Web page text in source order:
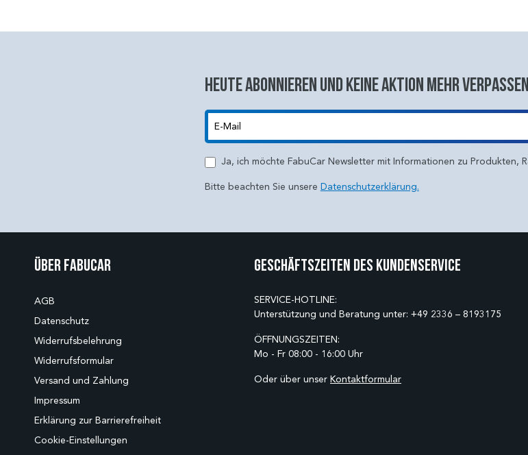
Heute abonnieren und keine aktion mehr
Ja, ich möchte FabuCar Newsletter mit Informationen zu Produkten,
Bitte beachten Sie unsere Datenschutzerklärung.
Über Fabucar
AGB
Datenschutz
Widerrufsbelehrung
Widerrufsformular
Versand und Zahlung
Impressum
Erklärung zur Barrierefreiheit
Cookie-Einstellungen
Geschäftszeiten des Kundenservice
SERVICE-HOTLINE:
Unterstützung und Beratung unter: +49 2336 – 8193175
ÖFFNUNGSZEITEN:
Mo - Fr 08:00 - 16:00 Uhr
Oder über unser Kontaktformular